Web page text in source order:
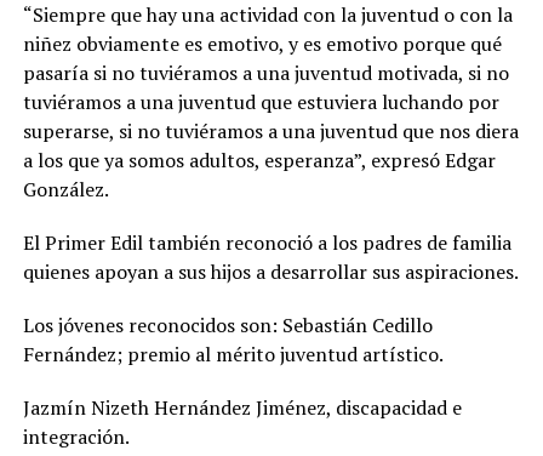
“Siempre que hay una actividad con la juventud o con la
niñez obviamente es emotivo, y es emotivo porque qué
pasaría si no tuviéramos a una juventud motivada, si no
tuviéramos a una juventud que estuviera luchando por
superarse, si no tuviéramos a una juventud que nos diera
a los que ya somos adultos, esperanza”, expresó Edgar
González.
El Primer Edil también reconoció a los padres de familia
quienes apoyan a sus hijos a desarrollar sus aspiraciones.
Los jóvenes reconocidos son: Sebastián Cedillo
Fernández; premio al mérito juventud artístico.
Jazmín Nizeth Hernández Jiménez, discapacidad e
integración.